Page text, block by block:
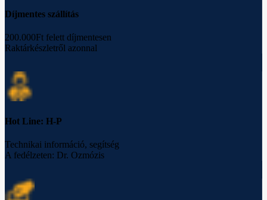
Díjmentes szállítás
200.000Ft felett díjmentesen
Raktárkészletről azonnal
Hot Line: H-P
Technikai információ, segítség
A fedélzeten: Dr. Ozmózis